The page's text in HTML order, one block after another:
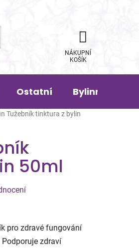
NÁKUPNÍ
KOŠÍK
Ostatní Bylinná
Tužebník tinktura z bylin
50ml
pro zdravé fungování
zdraví